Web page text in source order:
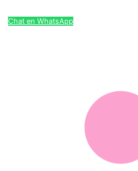
Chat en WhatsApp